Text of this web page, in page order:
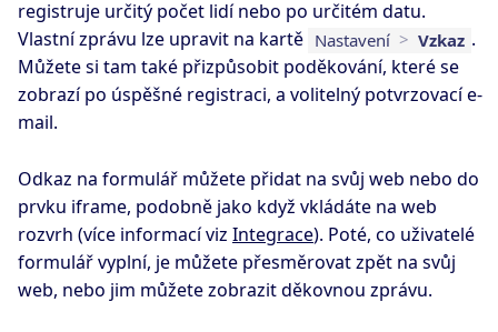
registruje určitý počet lidí nebo po určitém datu.
Vlastní zprávu lze upravit na kartě Nastavení > Vzkaz .
Můžete si tam také přizpůsobit poděkování, které se
zobrazí po úspěšné registraci, a volitelný potvrzovací e-
mail.
Odkaz na formulář můžete přidat na svůj web nebo do
prvku iframe, podobně jako když vkládáte na web
rozvrh (více informací viz Integrace). Poté, co uživatelé
formulář vyplní, je můžete přesměrovat zpět na svůj
web, nebo jim můžete zobrazit děkovnou zprávu.